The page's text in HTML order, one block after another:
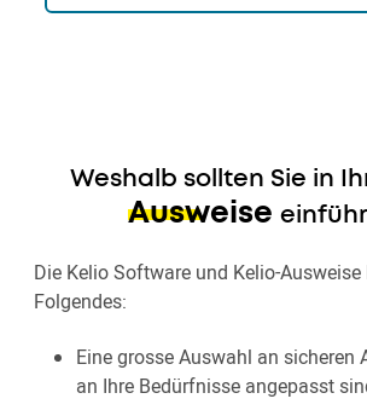
Weshalb sollten Sie in
Ausweise
Die Kelio Software und Kelio-Ausweise
Folgendes:
Eine grosse Auswahl an sicheren
an Ihre Bedürfnisse angepasst